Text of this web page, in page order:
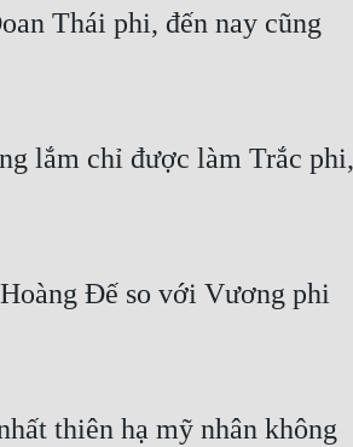
Thái phi, đến nay cũng
lắm chỉ được làm Trắc phi,
Đế so với Vương phi
thiên hạ mỹ nhân không